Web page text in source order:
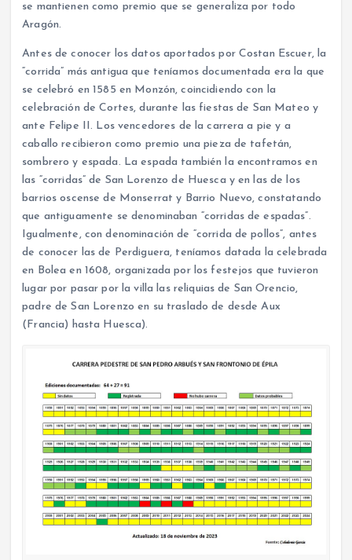
se mantienen como premio que se generaliza por todo
Aragón.
Antes de conocer los datos aportados por Costan Escuer, la
“corrida” más antigua que teníamos documentada era la que
se celebró en 1585 en Monzón, coincidiendo con la
celebración de Cortes, durante las fiestas de San Mateo y
ante Felipe II. Los vencedores de la carrera a pie y a
caballo recibieron como premio una pieza de tafetán,
sombrero y espada. La espada también la encontramos en
las “corridas” de San Lorenzo de Huesca y en las de los
barrios oscense de Monserrat y Barrio Nuevo, constatando
que antiguamente se denominaban “corridas de espadas”.
Igualmente, con denominación de “corrida de pollos”, antes
de conocer las de Perdiguera, teníamos datada la celebrada
en Bolea en 1608, organizada por los festejos que tuvieron
lugar por pasar por la villa las reliquias de San Orencio,
padre de San Lorenzo en su traslado de desde Aux
(Francia) hasta Huesca).